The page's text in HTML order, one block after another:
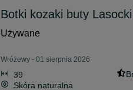
Botki kozaki buty
Używane
Wróżewy - 01 sierpnia 2026
39
Skóra naturalna